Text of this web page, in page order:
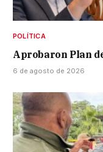
POLÍTICA
Aprobaron Plan
6 de agosto de 2026